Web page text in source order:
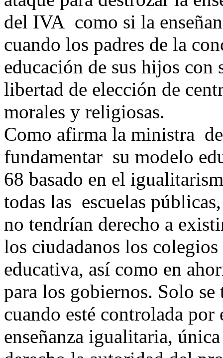
del IVA como si la
cuando los padres de la
educación de sus hijos con
libertad de elección de
morales y religiosas.
Como afirma la ministra
fundamentar su modelo
68 basado en el
todas las escuelas
no tendrían derecho a
los ciudadanos los
educativa, así como en
para los gobiernos. Solo se
cuando esté controlada
enseñanza igualitaria,